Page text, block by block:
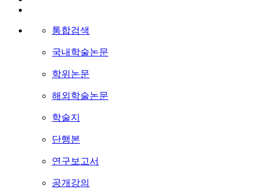
통합검색
국내학술논문
학위논문
해외학술논문
학술지
단행본
연구보고서
공개강의